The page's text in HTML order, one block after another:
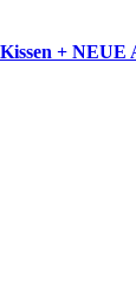
+ NEUE